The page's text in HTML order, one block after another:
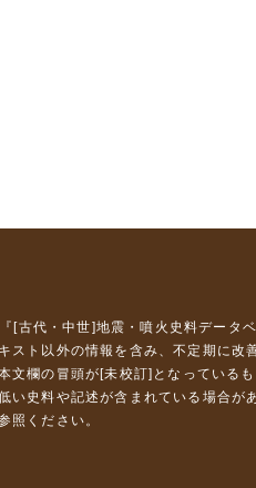
[古代・中世]地震・噴火史料データ
スト以外の情報を含み、不定期に改
文欄の冒頭が[未校訂]となっている
い史料や記述が含まれている場合が
照ください。